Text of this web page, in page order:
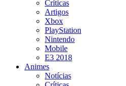
Críticas
Artigos
Xbox
PlayStation
Nintendo
Mobile
E3 2018
Animes
Notícias